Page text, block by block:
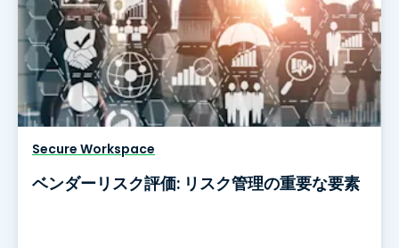
Secure Workspace
ベンダーリスク評価: リスク管理の重要な要素